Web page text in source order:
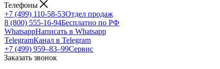
Телефоны
+7 (499) 110-58-53Отдел продаж
8 (800) 555-16-94Бесплатно по РФ
WhatsappНаписать в Whatsapp
TelegramКанал в Telegram
+7 (499) 959‒83‒99Сервис
Заказать звонок